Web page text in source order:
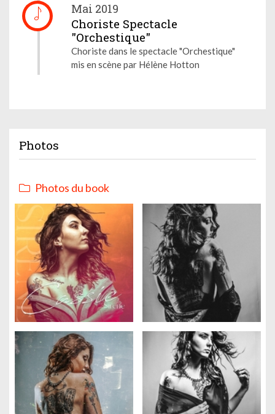
Mai 2019
Choriste Spectacle
"Orchestique"
Choriste dans le spectacle "Orchestique"
mis en scène par Hélène Hotton
Photos
Photos du book